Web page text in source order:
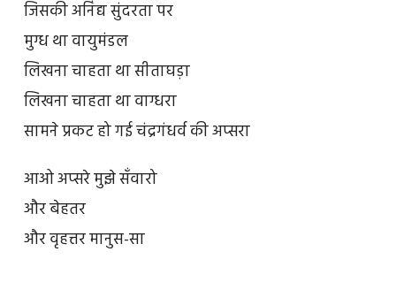
जिसकी अनिंद्य सुंदरता पर
मुग्ध था वायुमंडल
लिखना चाहता था सीताघड़ा
लिखना चाहता था वाग्धरा
सामने प्रकट हो गई चंद्रगंधर्व की अप्सरा
आओ अप्सरे मुझे सँवारो
और बेहतर
और वृहत्तर मानुस-सा